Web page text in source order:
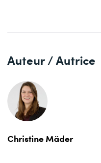
Auteur / Autrice
Christine Mäder